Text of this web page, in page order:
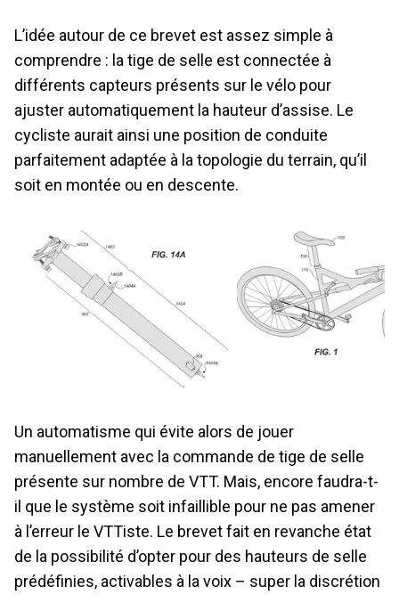
L’idée autour de ce brevet est assez simple à
comprendre : la tige de selle est connectée à
différents capteurs présents sur le vélo pour
ajuster automatiquement la hauteur d’assise. Le
cycliste aurait ainsi une position de conduite
parfaitement adaptée à la topologie du terrain, qu’il
soit en montée ou en descente.
Un automatisme qui évite alors de jouer
manuellement avec la commande de tige de selle
présente sur nombre de VTT. Mais, encore faudra-t-
il que le système soit infaillible pour ne pas amener
à l’erreur le VTTiste. Le brevet fait en revanche état
de la possibilité d’opter pour des hauteurs de selle
prédéfinies, activables à la voix – super la discrétion